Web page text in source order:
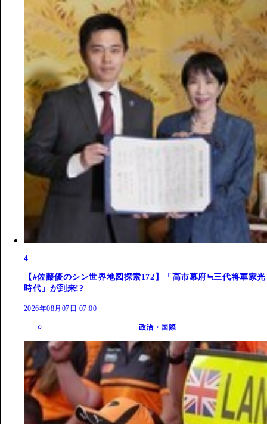
4
【#佐藤優のシン世界地図探索172】「高市幕府≒三代将軍家光
時代」が到来!?
2026年08月07日 07:00
政治・国際